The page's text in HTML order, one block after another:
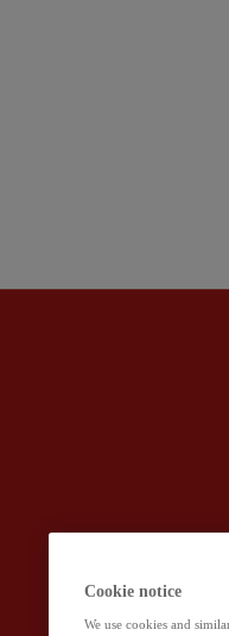
Cookie notice
We use cookies and